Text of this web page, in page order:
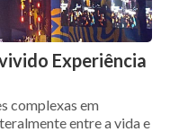
Experiência
complexas em
entre a vida e